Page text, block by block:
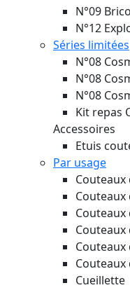
N°09
N°12
Séries limitées
N°08
N°08
N°08
Kit repas
Accessoires
Etuis
Par usage
Couteaux
Couteaux
Cueillette